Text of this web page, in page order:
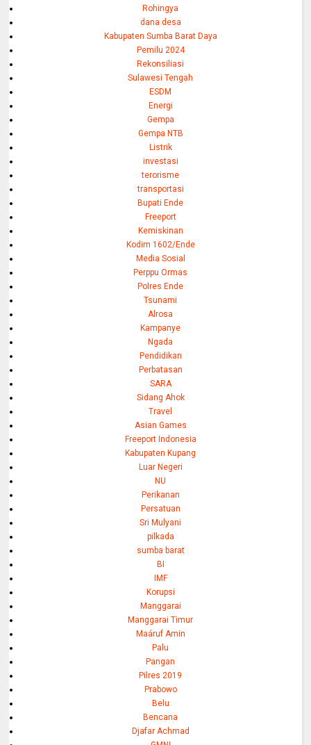
Rohingya
dana desa
Kabupaten Sumba Barat Daya
Pemilu 2024
Rekonsiliasi
Sulawesi Tengah
ESDM
Energi
Gempa
Gempa NTB
Listrik
investasi
terorisme
transportasi
Bupati Ende
Freeport
Kemiskinan
Kodim 1602/Ende
Media Sosial
Perppu Ormas
Polres Ende
Tsunami
Alrosa
Kampanye
Ngada
Pendidikan
Perbatasan
SARA
Sidang Ahok
Travel
Asian Games
Freeport Indonesia
Kabupaten Kupang
Luar Negeri
NU
Perikanan
Persatuan
Sri Mulyani
pilkada
sumba barat
BI
IMF
Korupsi
Manggarai
Manggarai Timur
Maáruf Amin
Palu
Pangan
Pilres 2019
Prabowo
Belu
Bencana
Djafar Achmad